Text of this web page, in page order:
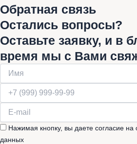
Обратная связь
Остались вопросы?
Оставьте заявку, и в
время мы с Вами
Нажимая кнопку, вы даете согласие на
данных